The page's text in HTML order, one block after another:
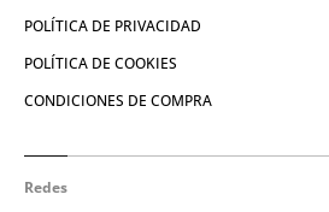
POLÍTICA DE PRIVACIDAD
POLÍTICA DE COOKIES
CONDICIONES DE COMPRA
Redes